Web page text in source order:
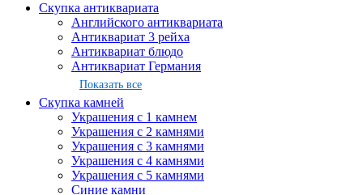
Скупка антиквариата
Английского антиквариата
Антиквариат 3 рейха
Антиквариат блюдо
Антиквариат Германия
Показать все
Скупка камней
Украшения с 1 камнем
Украшения с 2 камнями
Украшения с 3 камнями
Украшения с 4 камнями
Украшения с 5 камнями
Синие камни